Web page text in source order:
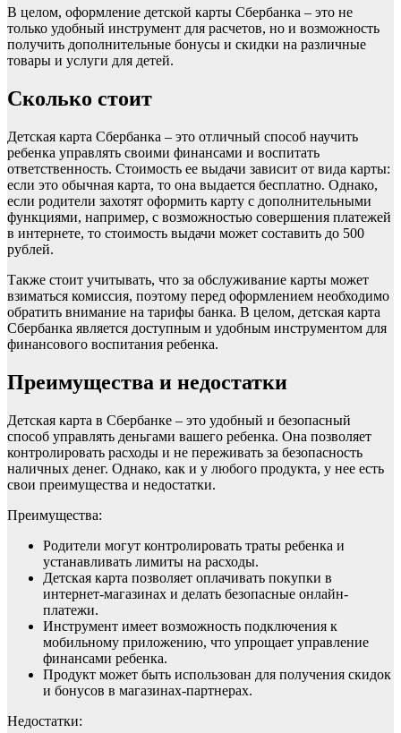
В целом, оформление детской карты Сбербанка – это не
только удобный инструмент для расчетов, но и возможность
получить дополнительные бонусы и скидки на различные
товары и услуги для детей.
Сколько стоит
Детская карта Сбербанка – это отличный способ научить
ребенка управлять своими финансами и воспитать
ответственность. Стоимость ее выдачи зависит от вида карты:
если это обычная карта, то она выдается бесплатно. Однако,
если родители захотят оформить карту с дополнительными
функциями, например, с возможностью совершения платежей
в интернете, то стоимость выдачи может составить до 500
рублей.
Также стоит учитывать, что за обслуживание карты может
взиматься комиссия, поэтому перед оформлением необходимо
обратить внимание на тарифы банка. В целом, детская карта
Сбербанка является доступным и удобным инструментом для
финансового воспитания ребенка.
Преимущества и недостатки
Детская карта в Сбербанке – это удобный и безопасный
способ управлять деньгами вашего ребенка. Она позволяет
контролировать расходы и не переживать за безопасность
наличных денег. Однако, как и у любого продукта, у нее есть
свои преимущества и недостатки.
Преимущества:
Родители могут контролировать траты ребенка и
устанавливать лимиты на расходы.
Детская карта позволяет оплачивать покупки в
интернет-магазинах и делать безопасные онлайн-
платежи.
Инструмент имеет возможность подключения к
мобильному приложению, что упрощает управление
финансами ребенка.
Продукт может быть использован для получения скидок
и бонусов в магазинах-партнерах.
Недостатки: